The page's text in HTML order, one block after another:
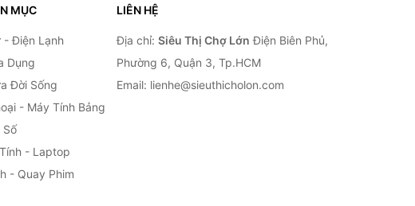
MỤC
- Điện Lạnh
Dụng
Đời Sống
- Máy Tính Bảng
Số
- Laptop
- Quay Phim
LIÊN HỆ
Địa chỉ: Siêu Thị Chợ Lớn Điện Biên Phủ,
Phường 6, Quận 3, Tp.HCM
Email: lienhe@sieuthicholon.com